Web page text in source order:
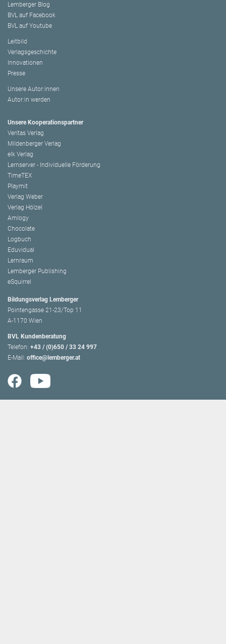
Lemberger Blog
BVL auf Facebook
BVL auf Youtube
Leitbild
Verlagsgeschichte
Innovationen
Presse
Unsere Autor:innen
Autor:in werden
Unsere Kooperationspartner
Veritas Verlag
Mildenberger Verlag
elk Verlag
Lernserver - Individuelle Förderung
TimeTEX
Playmit
Verlag Weber
Verlag Hölzel
Amlogy
Chocolate
Logbuch
Eduvidual
Lernraum
Lemberger Publishing
eSquirrel
Bildungsverlag Lemberger
Pointengasse 21-23/Top 11
A-1170 Wien
BVL Kundenberatung
Telefon: +43 / (0)650 / 33 24 997
E-Mail: office@lemberger.at